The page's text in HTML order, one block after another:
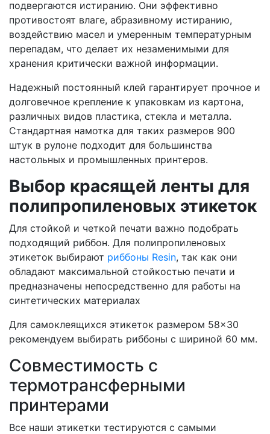
подвергаются истиранию. Они эффективно
противостоят влаге, абразивному истиранию,
воздействию масел и умеренным температурным
перепадам, что делает их незаменимыми для
хранения критически важной информации.
Надежный постоянный клей гарантирует прочное и
долговечное крепление к упаковкам из картона,
различных видов пластика, стекла и металла.
Стандартная намотка для таких размеров 900
штук в рулоне подходит для большинства
настольных и промышленных принтеров.
Выбор красящей ленты для
полипропиленовых этикеток
Для стойкой и четкой печати важно подобрать
подходящий риббон. Для полипропиленовых
этикеток выбирают риббоны Resin, так как они
обладают максимальной стойкостью печати и
предназначены непосредственно для работы на
синтетических материалах
Для самоклеящихся этикеток размером 58×30
рекомендуем выбирать риббоны с шириной 60 мм.
Совместимость с
термотрансферными
принтерами
Все наши этикетки тестируются с самыми